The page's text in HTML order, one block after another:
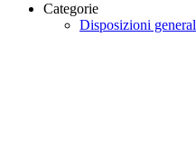
Categorie
Disposizioni